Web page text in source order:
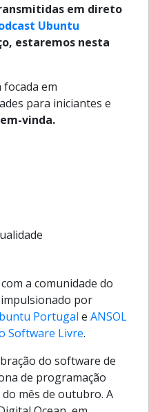
em direto
Ubuntu
estaremos nesta
em
para iniciantes e
vinda.
a comunidade do
por
Portugal e ANSOL
Software Livre.
do software de
de programação
mês de outubro. A